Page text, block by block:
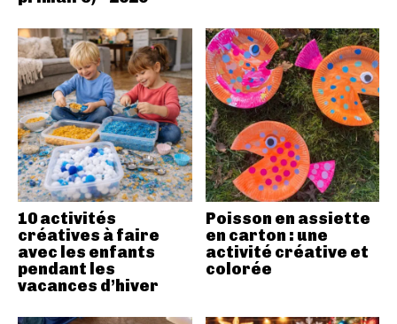
10 activités
créatives à faire
avec les enfants
pendant les
vacances d’hiver
Poisson en assiette
en carton : une
activité créative et
colorée